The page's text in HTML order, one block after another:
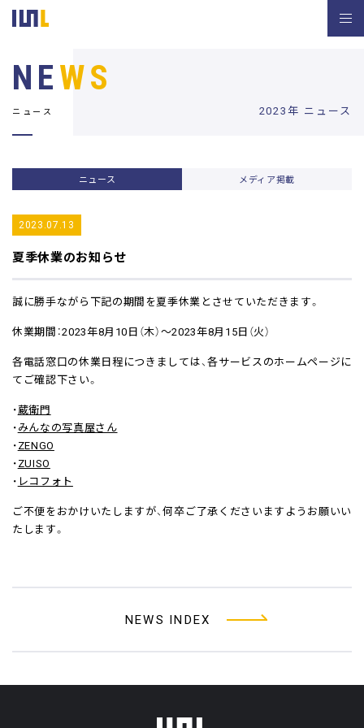
2023年 ニュース
NEWS
ニュース
ニュース メディア掲載
2023.07.13
夏季休業のお知らせ
誠に勝手ながら下記の期間を夏季休業とさせていただきます。
休業期間：2023年8月10日（木）～2023年8月15日（火）
各電話窓口の休業日程につきましては、各サービスのホームページに
てご確認下さい。
・蔵衛門
・みんなの写真屋さん
・ZENGO
・ZUISO
・ レコフォト
ご不便をおかけいたしますが、何卒ご了承くださいますようお願いい
たします。
NEWS INDEX
フッターメニュー